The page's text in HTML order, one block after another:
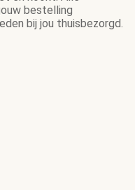
bestelling
bij jou thuisbezorgd.